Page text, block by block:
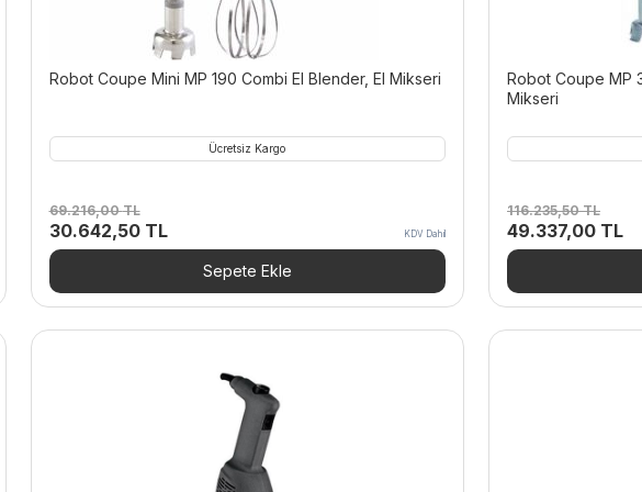
Robot Coupe Mini MP 190 Combi El Blender, El Mikseri
Ücretsiz Kargo
69.216,00TL
Orijinal
fiyat:
30.642,50 TLŞu
andaki
fiyat:
30.642,50 TL.
KDV Dahil
Sepete Ekle
Robot Coupe MP
Mikseri
116.235,50TL
Orijinal
fiyat:
49.337,00 TL